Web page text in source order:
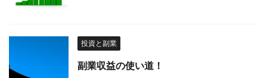
投資と副業
副業収益の使い道！